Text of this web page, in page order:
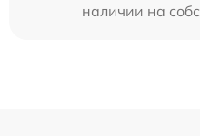
наличии на